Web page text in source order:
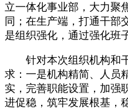
立一体化事业部，大力聚
同；在生产端，打通干部
是组织强化，通过强化班
针对本次组织机构和
求：一是机构精简、人员
实，完善职能设置，加强
进促稳，筑牢发展根基，